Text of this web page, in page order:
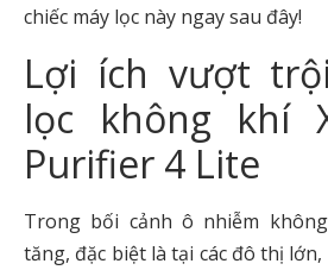
chiếc máy lọc này ngay sau đây!
Lợi ích vượt
lọc không khí
Purifier 4 Lite
Trong bối cảnh ô nhiễm
tăng, đặc biệt là tại các đô thị